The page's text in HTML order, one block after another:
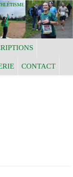
CONTACT